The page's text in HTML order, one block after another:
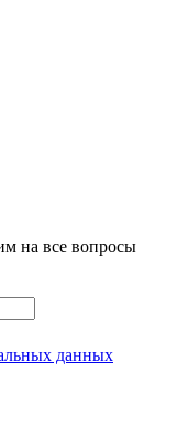
на все вопросы
данных